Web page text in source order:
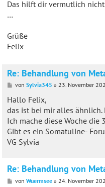
Das hilft dir vermutlich
…
Grüße
Felix
Re: Behandlung von
B
i
r
a
von Sylvia345 » 23. November
Hallo Felix,
das ist bei mir alles
Ich mache diese Woche
Gibt es ein Somatuline-
VG Sylvia
Re: Behandlung von
Bvon Wuermsee» 24. November